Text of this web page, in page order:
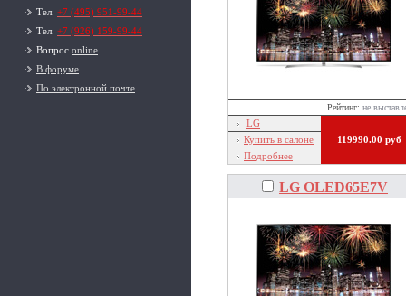
Тел. +7 (495) 951-99-44
Тел. +7 (926) 159-99-44
Вопрос online
В форуме
По электронной почте
Рейтинг: не
LG
119990.00 руб
Купить в салоне
Подробнее
LG OLED65E7V